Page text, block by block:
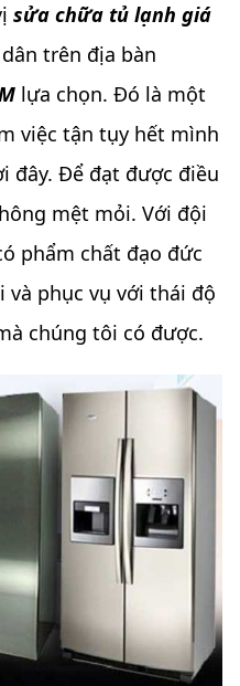
sửa chữa tủ lạnh giá
trên địa bàn
lựa chọn. Đó là một
việc tận tụy hết mình
đây. Để đạt được điều
mệt mỏi. Với đội
phẩm chất đạo đức
phục vụ với thái độ
chúng tôi có được.